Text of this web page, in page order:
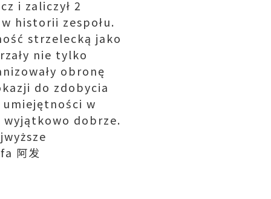
i zaliczył 2
historii zespołu.
strzelecką jako
nie tylko
obronę
do zdobycia
w
wyjątkowo dobrze.
阿发